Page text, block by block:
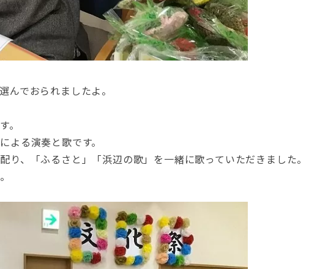
んでおられましたよ。
。
よる演奏と歌です。
り、「ふるさと」「浜辺の歌」を一緒に歌っていただきました